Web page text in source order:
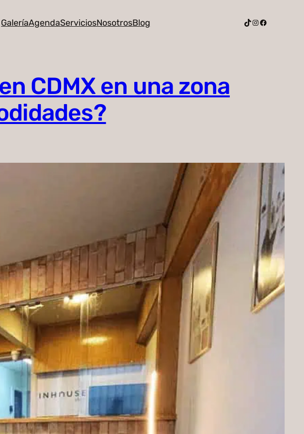
GaleríaAgendaServiciosNosotrosBlog TikTok
Instagram
Facebook
CDMX en una zona